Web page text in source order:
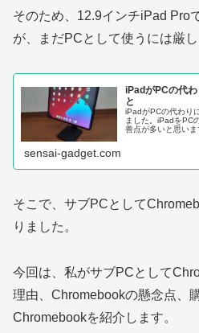
そのため、12.9インチiPad Pro
が、まだPCとして使うには厳し
iPadがPCの代
と
iPadがPCの代わり
ました。iPadをPC
善点が多いと思い
sensai-gadget.com
そこで、サブPCとして
りました。
今回は、私がサブPCとして
理由、Chromebookの懸念点、
Chromebookを紹介します。